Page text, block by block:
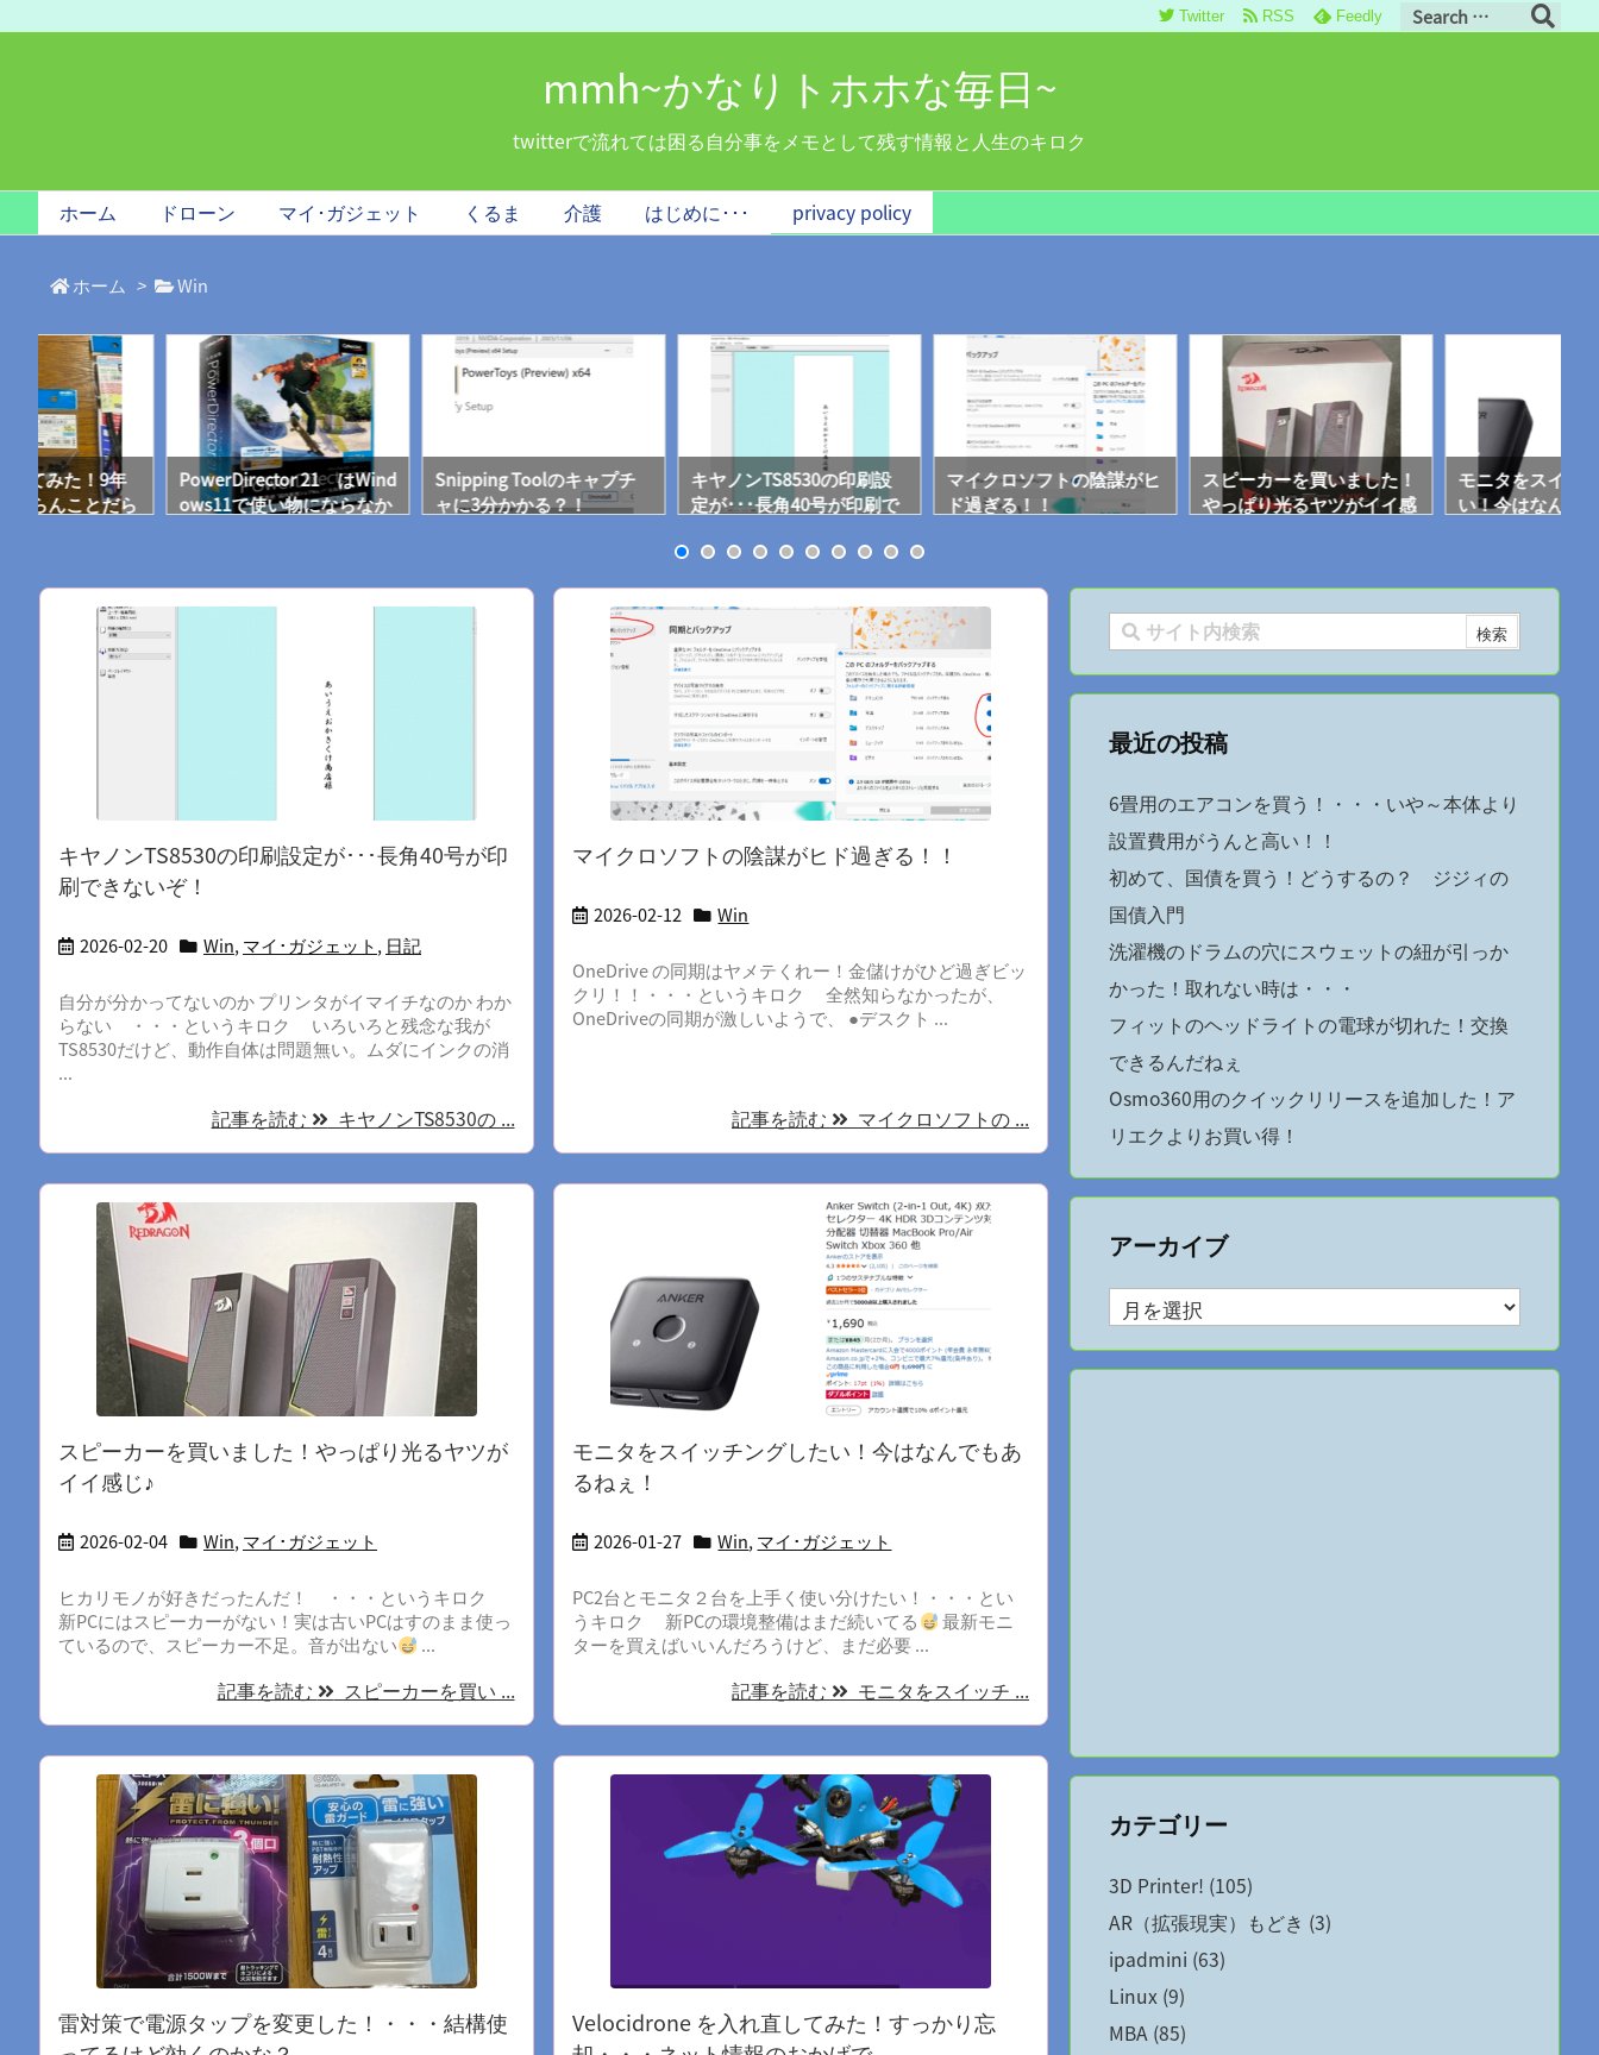
mmh~かなりトホホな毎日~
twitterで流れては困る自分事をメモとして残す情報と人生のキロク
ホーム ドローン マイ･ガジェット くるま 介護 はじめに･･･ privacy policy
Twitter RSS Feedly
ホーム > Win
してみた！9年
からんことだら
PowerDirector 21 はWind
ows11で使い物にならなか
Snipping Toolのキャプチ
ャに3分かかる？！
キヤノンTS8530の印刷設
定が･･･長角40号が印刷で
マイクロソフトの陰謀がヒ
ド過ぎる！！
スピーカーを買いました！
やっぱり光るヤツがイイ感
モニタをスイッ
い！今はなんで
キヤノンTS8530の印刷設定が･･･長角40号が印
刷できないぞ！
2026-02-20 Win, マイ･ガジェット, 日記
自分が分かってないのか プリンタがイマイチなのか わか
らない ・・・というキロク いろいろと残念な我が
TS8530だけど、動作自体は問題無い。ムダにインクの消
...
記事を読む キヤノンTS8530の ...
マイクロソフトの陰謀がヒド過ぎる！！
2026-02-12 Win
OneDrive の同期はヤメテくれー！金儲けがひど過ぎビッ
クリ！！・・・というキロク 全然知らなかったが、
OneDriveの同期が激しいようで、 ●デスクト ...
記事を読む マイクロソフトの ...
スピーカーを買いました！やっぱり光るヤツが
イイ感じ♪
2026-02-04 Win, マイ･ガジェット
ヒカリモノが好きだったんだ！ ・・・というキロク
新PCにはスピーカーがない！実は古いPCはすのまま使っ
ているので、スピーカー不足。音が出ない
...
記事を読む スピーカーを買い ...
モニタをスイッチングしたい！今はなんでもあ
るねぇ！
2026-01-27 Win, マイ･ガジェット
PC2台とモニタ２台を上手く使い分けたい！・・・とい
うキロク 新PCの環境整備はまだ続いてる
最新モニ
ターを買えばいいんだろうけど、まだ必要 ...
記事を読む モニタをスイッチ ...
雷対策で電源タップを変更した！・・・結構使
Velocidrone を入れ直してみた！すっかり忘
最近の投稿
6畳用のエアコンを買う！・・・いや～本体より
設置費用がうんと高い！！
初めて、国債を買う！どうするの？ ジジィの
国債入門
洗濯機のドラムの穴にスウェットの紐が引っか
かった！取れない時は・・・
フィットのヘッドライトの電球が切れた！交換
できるんだねぇ
Osmo360用のクイックリリースを追加した！ア
リエクよりお買い得！
アーカイブ
ア
ー
カ
カテゴリー
3D Printer! (105)
AR（拡張現実）もどき (3)
ipadmini (63)
Linux (9)
MBA (85)